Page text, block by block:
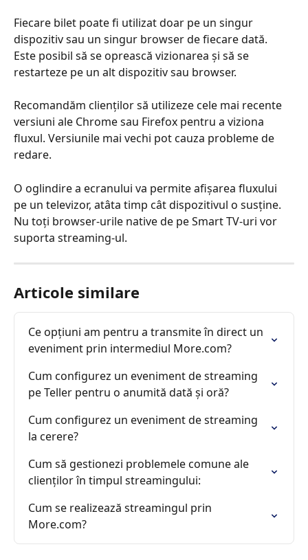
Fiecare bilet poate fi utilizat doar pe un singur
dispozitiv sau un singur browser de fiecare dată.
Este posibil să se oprească vizionarea și să se
restarteze pe un alt dispozitiv sau browser.
Recomandăm clienților să utilizeze cele mai recente
versiuni ale Chrome sau Firefox pentru a viziona
fluxul. Versiunile mai vechi pot cauza probleme de
redare.
O oglindire a ecranului va permite afișarea fluxului
pe un televizor, atâta timp cât dispozitivul o susține.
Nu toți browser-urile native de pe Smart TV-uri vor
suporta streaming-ul.
Articole similare
Ce opțiuni am pentru a transmite în direct un
eveniment prin intermediul More.com?
Cum configurez un eveniment de streaming
pe Teller pentru o anumită dată și oră?
Cum configurez un eveniment de streaming
la cerere?
Cum să gestionezi problemele comune ale
clienților în timpul streamingului:
Cum se realizează streamingul prin
More.com?